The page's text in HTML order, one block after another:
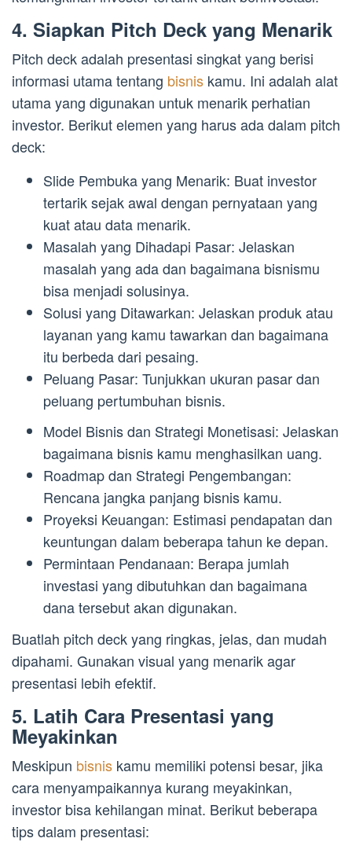
4. Siapkan Pitch Deck yang Menarik
Pitch deck adalah presentasi singkat yang berisi
informasi utama tentang bisnis kamu. Ini adalah alat
utama yang digunakan untuk menarik perhatian
investor. Berikut elemen yang harus ada dalam pitch
deck:
Slide Pembuka yang Menarik: Buat investor
tertarik sejak awal dengan pernyataan yang
kuat atau data menarik.
Masalah yang Dihadapi Pasar: Jelaskan
masalah yang ada dan bagaimana bisnismu
bisa menjadi solusinya.
Solusi yang Ditawarkan: Jelaskan produk atau
layanan yang kamu tawarkan dan bagaimana
itu berbeda dari pesaing.
Peluang Pasar: Tunjukkan ukuran pasar dan
peluang pertumbuhan bisnis.
Model Bisnis dan Strategi Monetisasi: Jelaskan
bagaimana bisnis kamu menghasilkan uang.
Roadmap dan Strategi Pengembangan:
Rencana jangka panjang bisnis kamu.
Proyeksi Keuangan: Estimasi pendapatan dan
keuntungan dalam beberapa tahun ke depan.
Permintaan Pendanaan: Berapa jumlah
investasi yang dibutuhkan dan bagaimana
dana tersebut akan digunakan.
Buatlah pitch deck yang ringkas, jelas, dan mudah
dipahami. Gunakan visual yang menarik agar
presentasi lebih efektif.
5. Latih Cara Presentasi yang
Meyakinkan
Meskipun bisnis kamu memiliki potensi besar, jika
cara menyampaikannya kurang meyakinkan,
investor bisa kehilangan minat. Berikut beberapa
tips dalam presentasi: